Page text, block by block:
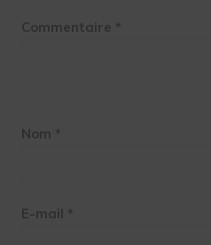
Commentaire *
Nom *
E-mail *